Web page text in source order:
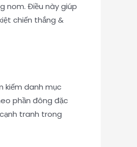
nom. Điều này giúp
chiến thắng &
kiếm danh mục
phần đông đặc
tranh trong